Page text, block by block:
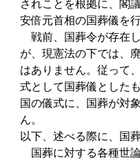
されことを根拠に、閣
安倍元首相の国葬儀を
戦前、国葬令が存在
が、現憲法の下では、
はありません。従って
式として国葬儀とした
国の儀式に、国葬が対
ん。
以下、述べる際に、国
国葬に対する各種世